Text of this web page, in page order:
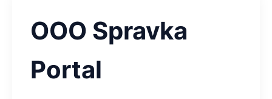
ООО Spravka
Portal